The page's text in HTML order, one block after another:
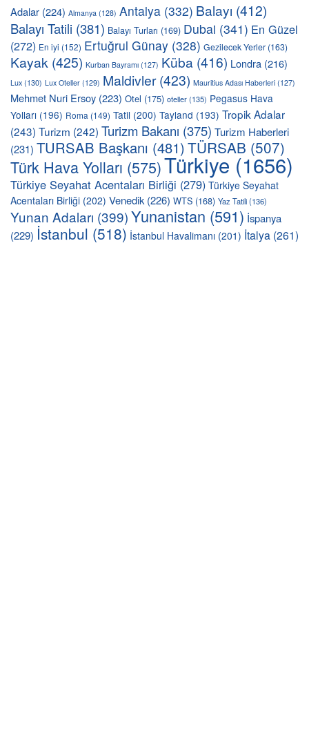
Adalar (224) Almanya (128) Antalya (332) Balayı (412)
Balayı Tatili (381) Balayı Turları (169) Dubai (341) En Güzel
(272) En iyi (152) Ertuğrul Günay (328) Gezilecek Yerler (163)
Kayak (425) Kurban Bayramı (127) Küba (416) Londra (216)
Lux (130) Lux Oteller (129) Maldivler(423) Mauritius Adası Haberleri (127)
Mehmet Nuri Ersoy (223) Otel (175) oteller(135) Pegasus Hava
Yolları (196) Roma (149) Tatil (200) Tayland (193) Tropik Adalar
(243) Turizm (242) Turizm Bakanı (375) Turizm Haberleri
(231) TURSAB Başkanı (481)TÜRSAB (507)
Türk Hava Yolları (575)Türkiye (1656)
Türkiye Seyahat Acentaları Birliği (279) Türkiye Seyahat
Acentaları Birliği (202) Venedik (226) WTS (168) Yaz Tatili(136)
Yunan Adaları (399)Yunanistan (591) İspanya
(229) İstanbul (518) İstanbul Havalimanı (201) İtalya (261)